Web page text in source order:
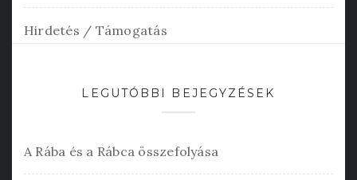
Hirdetés / Támogatás
LEGUTÓBBI BEJEGYZÉSEK
A Rába és a Rábca összefolyása